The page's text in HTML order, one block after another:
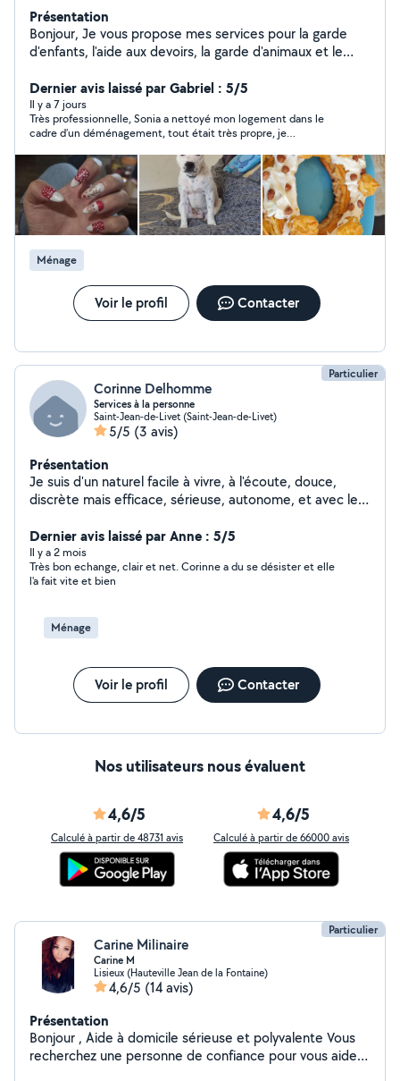
Présentation
Bonjour, Je vous propose mes services pour la garde
d'enfants, l'aide aux devoirs, la garde d'animaux et le
Dernier avis laissé par Gabriel : 5/5
Il y a 7 jours
Très professionnelle, Sonia a nettoyé mon logement dans le
cadre d’un déménagement, tout était très propre, je
Ménage
Voir le profil Contacter
Particulier
Corinne Delhomme
Services à la personne
Saint-Jean-de-Livet (Saint-Jean-de-Livet)
5/5 (3 avis)
Présentation
Je suis d'un naturel facile à vivre, à l'écoute, douce,
discrète mais efficace, sérieuse, autonome, et avec le
aisément à vos besoins. Ménage hebdomadaire et
exceptionnel Aide aux courses Entretien du linge Aide
au rangement et réorganisation Multi-tâches au sein de
la maison parce que la vie c'est comme ça...Ça retourne
de conserves Petit entretien de jardin Veille pendant
vos vacances (arrosage plantes et autres besoins....je
printemps ) Et si vous avez des enfants ou des
animaux...C'est pas grave !!! ....Je connais bien et
Dernier avis laissé par Anne : 5/5
Il y a 2 mois
Très bon echange, clair et net. Corinne a du se désister et elle
l'a fait vite et bien
Ménage
Voir le profil Contacter
Nos utilisateurs nous évaluent
4,6/5
Calculé à partir de 48731 avis
4,6/5
Calculé à partir de 66000 avis
Particulier
Carine Milinaire
Carine M
Lisieux (Hauteville Jean de la Fontaine)
4,6/5 (14 avis)
Présentation
Bonjour , Aide à domicile sérieuse et polyvalente Vous
recherchez une personne de confiance pour vous aider